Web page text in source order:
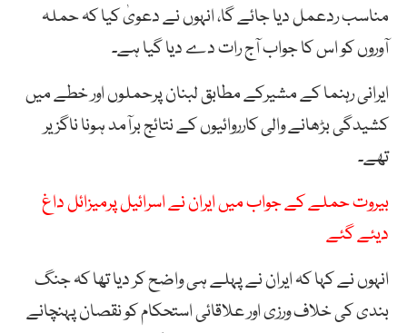
مناسب ردعمل دیا جائے گا، انہوں نے دعویٰ کیا کہ حملہ
آوروں کو اس کا جواب آج رات دے دیا گیا ہے۔
ایرانی رہنما کے مشیرکے مطابق لبنان پرحملوں اور خطے میں
کشیدگی بڑھانے والی کارروائیوں کے نتائج برآمد ہونا ناگزیر
تھے۔
بیروت حملے کے جواب میں ایران نے اسرائیل پرمیزائل داغ
دیئے گئے
انہوں نے کہا کہ ایران نے پہلے ہی واضح کر دیا تھا کہ جنگ
بندی کی خلاف ورزی اور علاقائی استحکام کو نقصان پہنچانے